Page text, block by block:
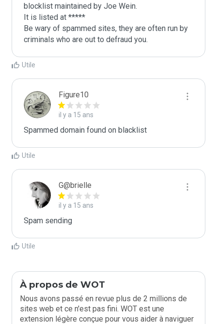
blocklist maintained by Joe Wein.
It is listed at *****
Be wary of spammed sites, they are often run by
criminals who are out to defraud you.
Utile
Figure10
il y a 15 ans
Spammed domain found on blacklist
Utile
G@brielle
il y a 15 ans
Spam sending
Utile
À propos de WOT
Nous avons passé en revue plus de 2 millions de
sites web et ce n'est pas fini. WOT est une
extension légère conçue pour vous aider à naviguer